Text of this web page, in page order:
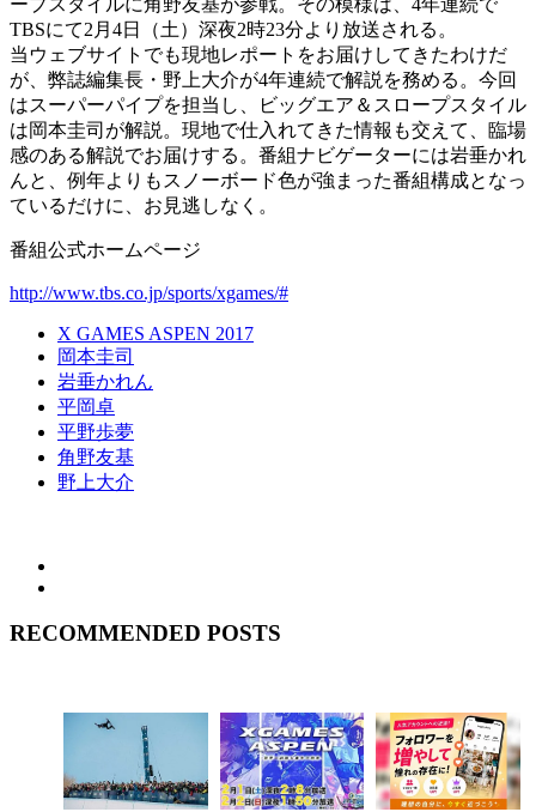
TBSにて2月4日（土）深夜2時23分より放送される。
当ウェブサイトでも現地レポートをお届けしてきたわけだ
が、弊誌編集長・野上大介が4年連続で解説を務める。今回
はスーパーパイプを担当し、ビッグエア＆スロープスタイル
は岡本圭司が解説。現地で仕入れてきた情報も交えて、臨場
感のある解説でお届けする。番組ナビゲーターには岩垂かれ
んと、例年よりもスノーボード色が強まった番組構成となっ
ているだけに、お見逃しなく。
番組公式ホームページ
http://www.tbs.co.jp/sports/xgames/#
X GAMES ASPEN 2017
岡本圭司
岩垂かれん
平岡卓
平野歩夢
角野友基
野上大介
RECOMMENDED POSTS